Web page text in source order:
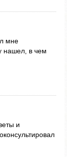
мне
нашел, в чем
и